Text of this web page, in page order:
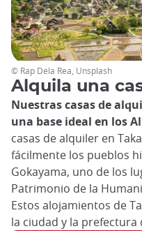
Alquila una
Nuestras casas de
una base ideal en los
casas de alquiler en
fácilmente los pueblos
Gokayama, uno de los
Patrimonio de la
Estos alojamientos de
la ciudad y la
© Rap Dela Rea, Unsplash